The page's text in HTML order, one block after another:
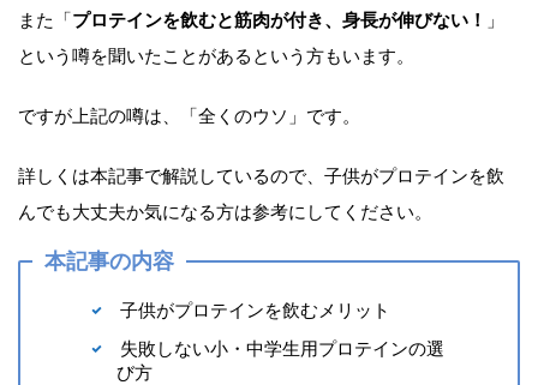
また「 プロテインを飲むと筋肉が付き、身長が伸びない！
」
という噂を聞いたことがあるという方もいます。
ですが上記の噂は、「全くのウソ」です。
詳しくは本記事で解説しているので、子供がプロテインを飲
んでも大丈夫か気になる方は参考にしてください。
本記事の内容
子供がプロテインを飲むメリット
失敗しない小・中学生用プロテインの選
び方